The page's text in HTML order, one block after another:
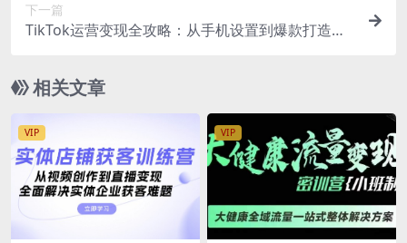
下一篇
TikTok运营变现全攻略：从手机设置到爆款打造，
相关文章
VIP VIP